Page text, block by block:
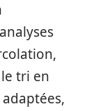
tri en